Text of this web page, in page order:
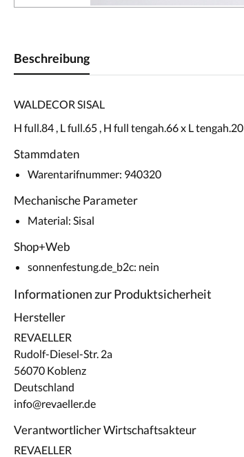
Beschreibung
WALDECOR SISAL
H full.84 , L full.65 , H full tengah.66 x L tengah.20
Stammdaten
Warentarifnummer: 940320
Mechanische Parameter
Material: Sisal
Shop+Web
sonnenfestung.de_b2c: nein
Informationen zur Produktsicherheit
Hersteller
REVAELLER
Rudolf-Diesel-Str. 2a
56070 Koblenz
Deutschland
info@revaeller.de
Verantwortlicher Wirtschaftsakteur
REVAELLER